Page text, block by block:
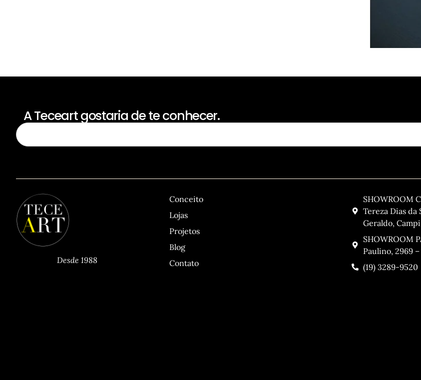
A Teceart gostaria de te conhecer.
Desde 1988
Conceito
Lojas
Projetos
Blog
Contato
SHOWROOM
Tereza Dias da
Geraldo,
SHOWROOM
Paulino, 2969
(19) 3289-9520